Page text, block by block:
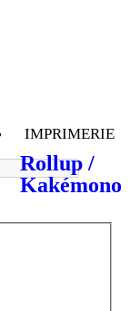
IMPRIMERIE
Rollup /
Kakémono